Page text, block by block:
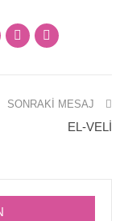
SONRAKI MESAJ
EL-VELİ